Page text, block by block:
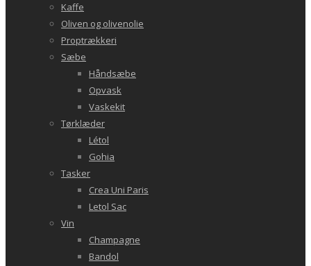
Kaffe
Oliven og olivenolie
Proptrækkeri
Sæbe
Håndsæbe
Opvask
Vaskekit
Tørklæder
Létol
Gohia
Tasker
Crea Uni Paris
Letol Sac
Vin
Champagne
Bandol